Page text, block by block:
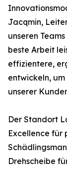
Jacqmin,
unseren
beste Arbeit
effizientere,
entwickeln,
unserer
Der Standort
Excellence für
Drehscheibe